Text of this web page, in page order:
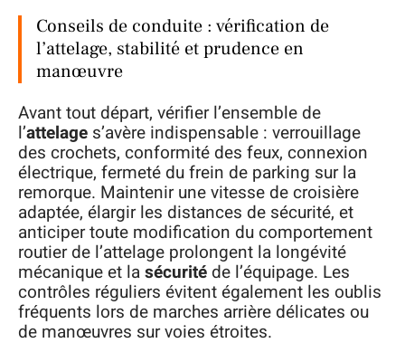
Conseils de conduite : vérification de
l’attelage, stabilité et prudence en
manœuvre
Avant tout départ, vérifier l’ensemble de
l’attelage s’avère indispensable : verrouillage
des crochets, conformité des feux, connexion
électrique, fermeté du frein de parking sur la
remorque. Maintenir une vitesse de croisière
adaptée, élargir les distances de sécurité, et
anticiper toute modification du comportement
routier de l’attelage prolongent la longévité
mécanique et lasécurité de l’équipage. Les
contrôles réguliers évitent également les oublis
fréquents lors de marches arrière délicates ou
de manœuvres sur voies étroites.